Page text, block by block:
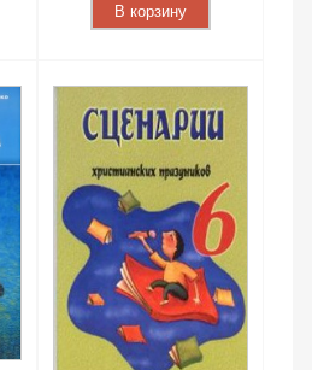
В корзину